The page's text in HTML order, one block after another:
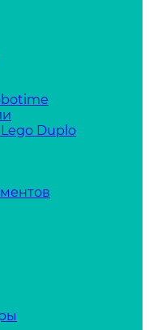
Duplo